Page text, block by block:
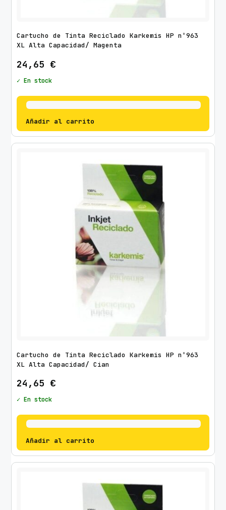
Cartucho de Tinta Reciclado Karkemis HP nº963
XL Alta Capacidad/ Magenta
24,65 €
✓ En stock
Añadir al carrito
Cartucho de Tinta Reciclado Karkemis HP nº963
XL Alta Capacidad/ Cian
24,65 €
✓ En stock
Añadir al carrito